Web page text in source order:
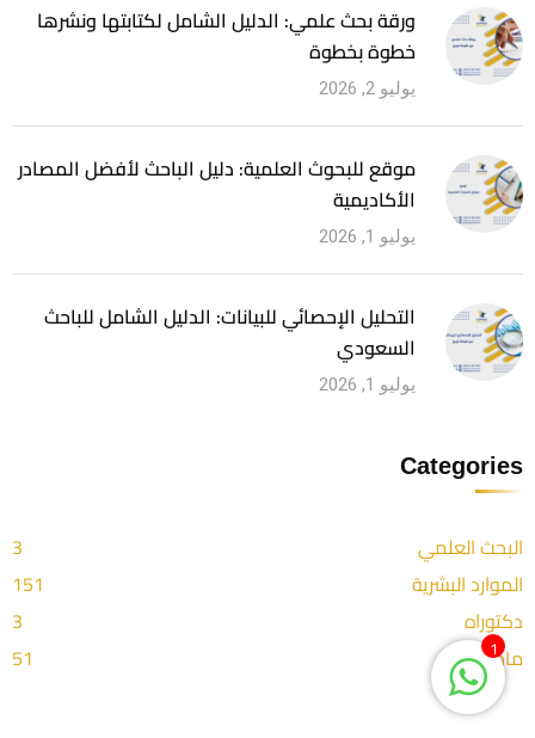
ورقة بحث علمي: الدليل الشامل لكتابتها ونشرها
خطوة بخطوة
يوليو 2, 2026
موقع للبحوث العلمية: دليل الباحث لأفضل المصادر
الأكاديمية
يوليو 1, 2026
التحليل الإحصائي للبيانات: الدليل الشامل للباحث
السعودي
يوليو 1, 2026
Categories
البحث العلمي
3
الموارد البشرية
151
دكتوراه
3
ماجستير
51 1